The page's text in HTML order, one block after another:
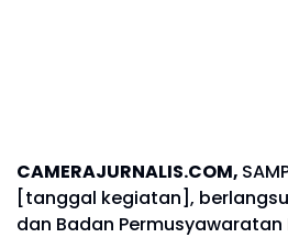
CAMERAJURNALIS.COM,
[tanggal kegiatan],
dan Badan